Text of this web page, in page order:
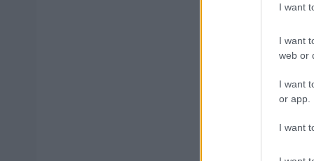
I want
I want
web or
I want
or app.
I want
Μάθε